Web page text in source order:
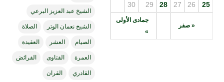
« صفر
جمادى الأولى
»
25
26
27
28
29
30
الشيخ عبد العزيز البرعي
الشيخ نعمان الوتر الصلاة
الصيام العشر العقيدة
العمرة الفتاوى الفرائض
القادري القران